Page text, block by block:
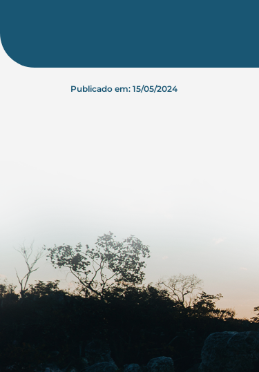
Publicado em: 15/05/2024